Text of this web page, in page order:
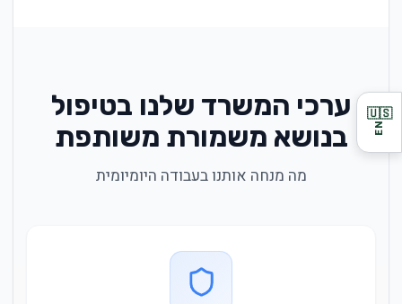
ערכי המשרד שלנו בטיפול
בנושא משמורת משותפת
מה מנחה אותנו בעבודה היומיומית
🇺🇸
EN